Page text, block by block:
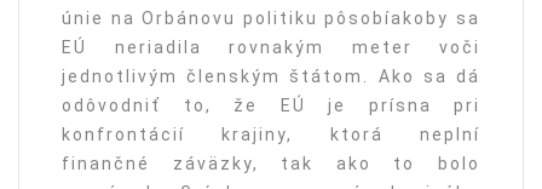
únie na Orbánovu politiku pôsobíakoby sa
EÚ neriadila rovnakým meter voči
jednotlivým členským štátom. Ako sa dá
odôvodniť to, že EÚ je prísna pri
konfrontácií krajiny, ktorá neplní
finančné záväzky, tak ako to bolo